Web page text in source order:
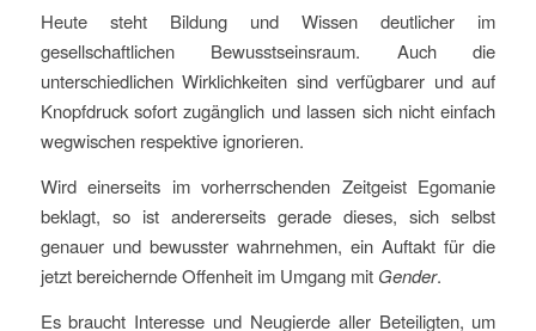
Heute steht Bildung und Wissen deutlicher im
gesellschaftlichen Bewusstseinsraum. Auch die
unterschiedlichen Wirklichkeiten sind verfügbarer und auf
Knopfdruck sofort zugänglich und lassen sich nicht einfach
wegwischen respektive ignorieren.
Wird einerseits im vorherrschenden Zeitgeist Egomanie
beklagt, so ist andererseits gerade dieses, sich selbst
genauer und bewusster wahrnehmen, ein Auftakt für die
jetzt bereichernde Offenheit im Umgang mit Gender.
Es braucht Interesse und Neugierde aller Beteiligten, um